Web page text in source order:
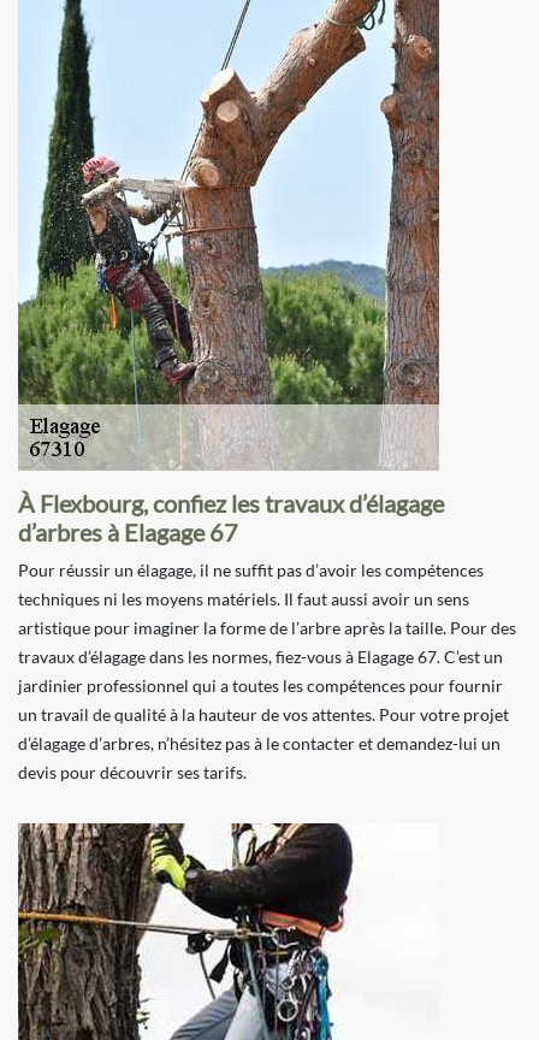
À Flexbourg, confiez les travaux d’élagage
d’arbres à Elagage 67
Pour réussir un élagage, il ne suffit pas d’avoir les compétences
techniques ni les moyens matériels. Il faut aussi avoir un sens
artistique pour imaginer la forme de l’arbre après la taille. Pour des
travaux d’élagage dans les normes, fiez-vous à Elagage 67. C’est un
jardinier professionnel qui a toutes les compétences pour fournir
un travail de qualité à la hauteur de vos attentes. Pour votre projet
d’élagage d’arbres, n’hésitez pas à le contacter et demandez-lui un
devis pour découvrir ses tarifs.